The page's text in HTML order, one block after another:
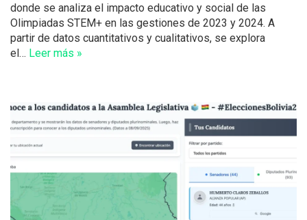
donde se analiza el impacto educativo y social de las
Olimpiadas STEM+ en las gestiones de 2023 y 2024. A
partir de datos cuantitativos y cualitativos, se explora
el… Leer más »